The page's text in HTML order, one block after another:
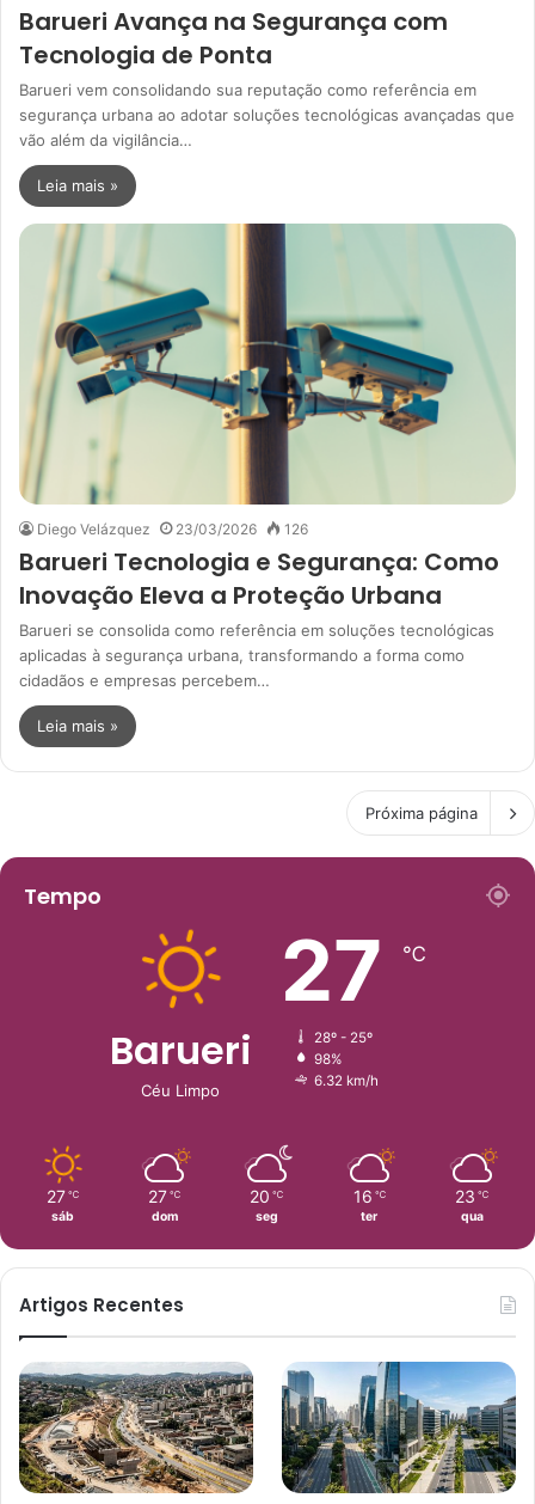
Barueri Avança na Segurança com
Tecnologia de Ponta
Barueri vem consolidando sua reputação como referência em
segurança urbana ao adotar soluções tecnológicas avançadas que
vão além da vigilância…
Leia mais »
Diego Velázquez 23/03/2026 126
Barueri Tecnologia e Segurança: Como
Inovação Eleva a Proteção Urbana
Barueri se consolida como referência em soluções tecnológicas
aplicadas à segurança urbana, transformando a forma como
cidadãos e empresas percebem…
Leia mais »
Próxima página
Tempo
Barueri
Céu Limpo
27 ℃
28º - 25º
98%
6.32 km/h
27 ℃
sáb
27 ℃
dom
20 ℃
seg
16 ℃
ter
23 ℃
qua
Artigos Recentes